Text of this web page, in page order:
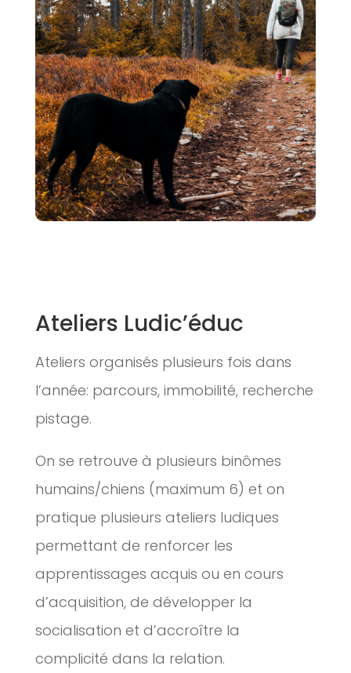
Ateliers Ludic’éduc
Ateliers organisés plusieurs fois dans
l’année: parcours, immobilité, recherche
pistage.
On se retrouve à plusieurs binômes
humains/chiens (maximum 6) et on
pratique plusieurs ateliers ludiques
permettant de renforcer les
apprentissages acquis ou en cours
d’acquisition, de développer la
socialisation et d’accroître la
complicité dans la relation.